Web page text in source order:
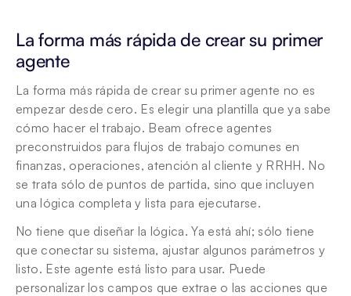
La forma más rápida de crear su primer
agente
La forma más rápida de crear su primer agente no es
empezar desde cero. Es elegir una plantilla que ya sabe
cómo hacer el trabajo. Beam ofrece agentes
preconstruidos para flujos de trabajo comunes en
finanzas, operaciones, atención al cliente y RRHH. No
se trata sólo de puntos de partida, sino que incluyen
una lógica completa y lista para ejecutarse.
No tiene que diseñar la lógica. Ya está ahí; sólo tiene
que conectar su sistema, ajustar algunos parámetros y
listo. Este agente está listo para usar. Puede
personalizar los campos que extrae o las acciones que